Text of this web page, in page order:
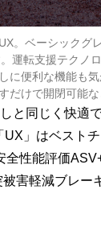
。ベーシックグ
運転支援テクノ
に便利な機能も
けで開閉可能な
と同じく快適
」はベスト
性能評価
害軽減ブレー